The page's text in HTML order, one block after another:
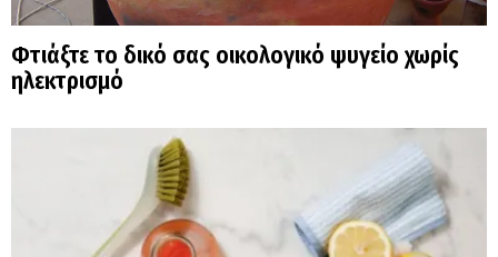
Φτιάξτε το δικό σας οικολογικό ψυγείο χωρίς
ηλεκτρισμό